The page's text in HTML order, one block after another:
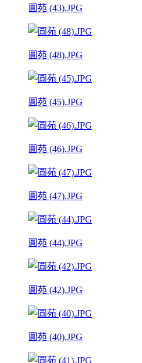
圓苑 (43).JPG
圓苑 (48).JPG
圓苑 (45).JPG
圓苑 (46).JPG
圓苑 (47).JPG
圓苑 (44).JPG
圓苑 (42).JPG
圓苑 (40).JPG